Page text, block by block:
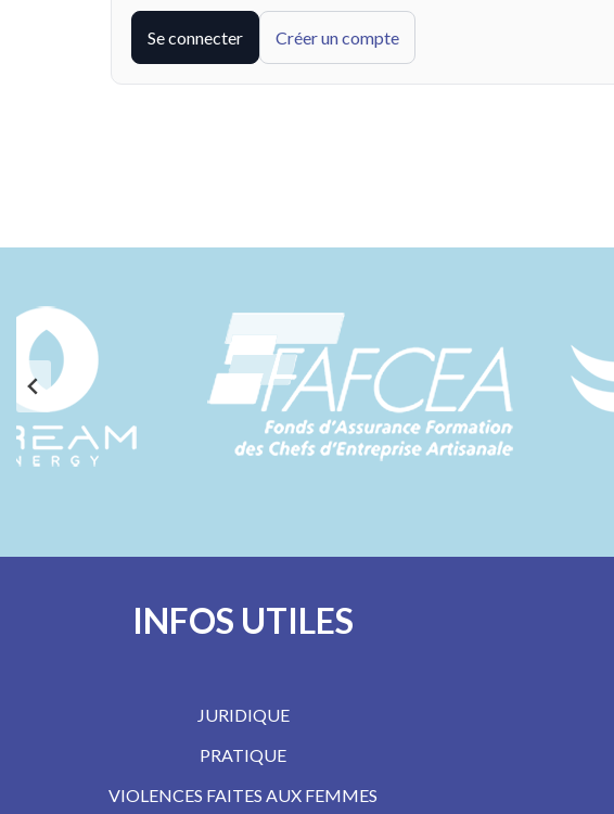
Se connecter Créer un compte
INFOS UTILES
JURIDIQUE
PRATIQUE
VIOLENCES FAITES AUX FEMMES